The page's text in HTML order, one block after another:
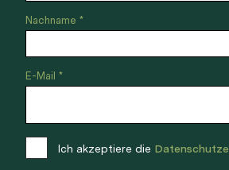
Nachname *
E-Mail *
Ich akzeptiere die